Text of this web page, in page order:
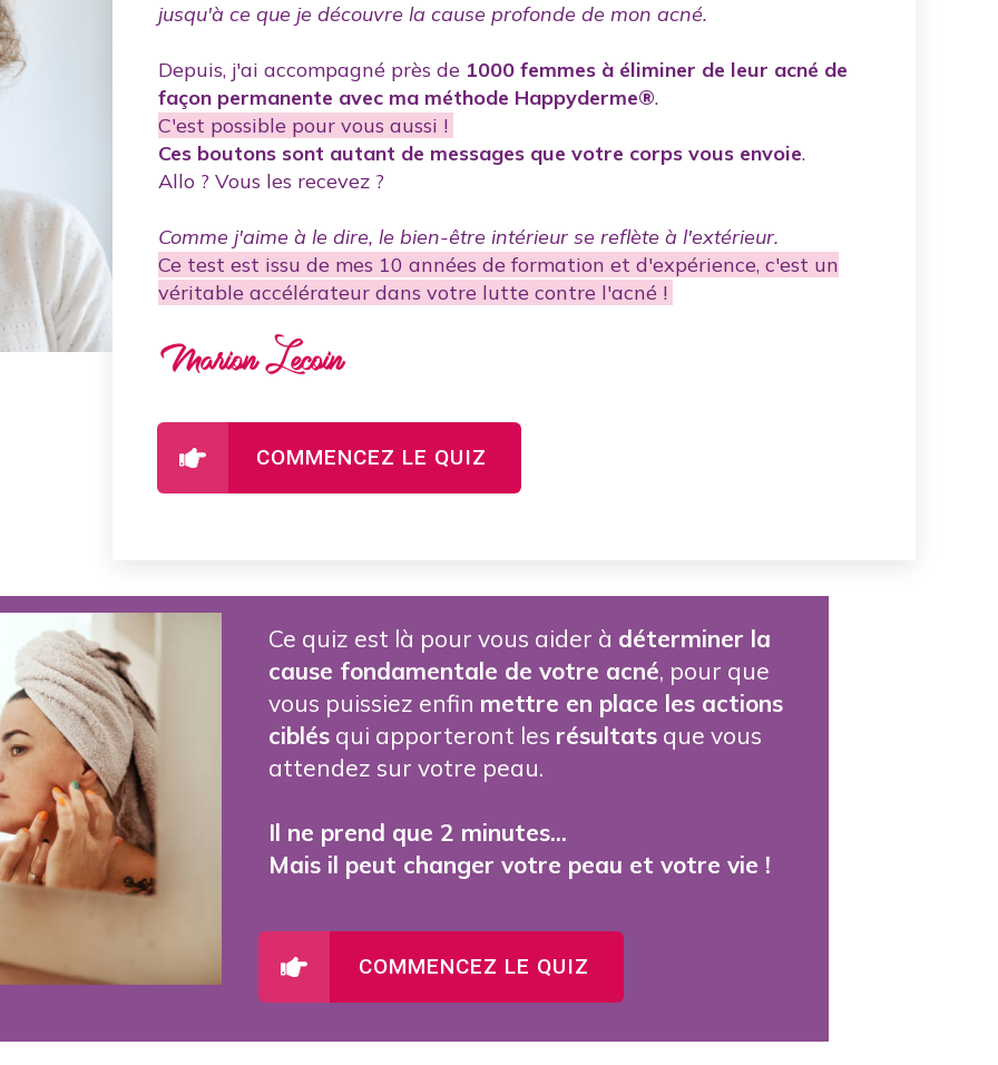
jusqu'à ce que je découvre la cause profonde de mon acné.
Depuis, j'ai accompagné près de 1000 femmes à éliminer de leur acné de
façon permanente avec ma méthode Happyderme®.
C'est possible pour vous aussi !
Ces boutons sont autant de messages que votre corps vous envoie.
Allo ? Vous les recevez ?
Comme j'aime à le dire, le bien-être intérieur se reflète à l'extérieur.
Ce test est issu de mes 10 années de formation et d'expérience, c'est un
véritable accélérateur dans votre lutte contre l'acné !
COMMENCEZ LE QUIZ
Ce quiz est là pour vous aider à déterminer la
cause fondamentale de votre acné, pour que
vous puissiez enfin mettre en place les actions
ciblésqui apporteront les résultatsque vous
attendez sur votre peau.
Il ne prend que 2 minutes...
Mais il peut changer votre peau et votre vie !
COMMENCEZ LE QUIZ